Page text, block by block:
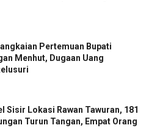
Pertemuan Bupati
Menhut, Dugaan Uang
Sisir Lokasi Rawan Tawuran, 181
Turun Tangan, Empat Orang